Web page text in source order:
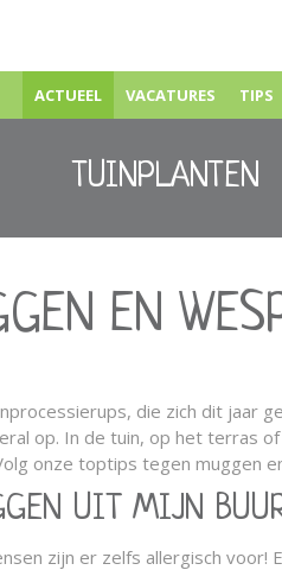
ACTUEEL VACATURES TIPS
TUINPLANTEN
EN
die zich dit jaar
op. In de tuin, op het terras
onze toptips tegen muggen
UIT MIJN
zijn er zelfs allergisch voor!